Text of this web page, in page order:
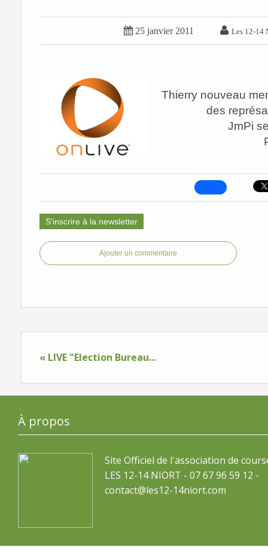
 25 janvier 2011  Les 12-14
Thierry nouveau
des
JmPi
S'inscrire à la newsletter
Ajouter un commentaire
« LIVE "Election Bureau...
À propos
Site Officiel de l'association de
LES 12-14 NIORT - 07 67 96 59 12 -
contact@les12-14niort.com